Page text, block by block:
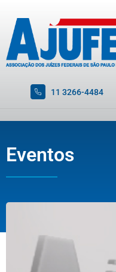
11 3266-4484
Eventos